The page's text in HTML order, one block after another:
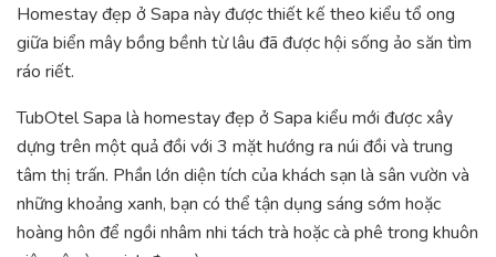
Homestay đẹp ở Sapa này được thiết kế theo kiểu tổ ong
giữa biển mây bồng bềnh từ lâu đã được hội sống ảo săn tìm
ráo riết.
TubOtel Sapa là homestay đẹp ở Sapa kiểu mới được xây
dựng trên một quả đồi với 3 mặt hướng ra núi đồi và trung
tâm thị trấn. Phần lớn diện tích của khách sạn là sân vườn và
những khoảng xanh, bạn có thể tận dụng sáng sớm hoặc
hoàng hôn để ngồi nhâm nhi tách trà hoặc cà phê trong khuôn